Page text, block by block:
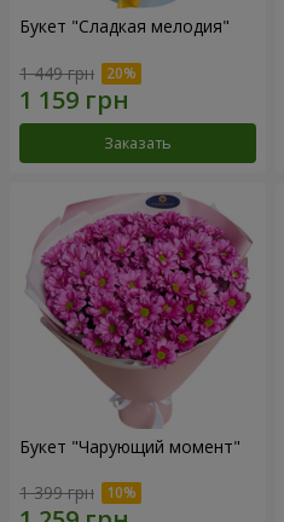
Букет "Сладкая мелодия"
1 449 грн
Заказать
Букет "Чарующий момент"
1 399 грн